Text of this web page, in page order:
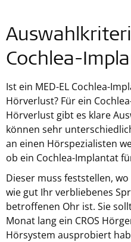
Cochlea-
Ist ein MED-EL Cochlea-
Hörverlust? Für ein
Hörverlust gibt es klare
können sehr
an einen Hörspezialisten
ob ein Cochlea-Implantat
Dieser muss feststellen,
wie gut Ihr verbliebenes
betroffenen Ohr ist. Sie
Monat lang ein CROS
Hörsystem ausprobiert